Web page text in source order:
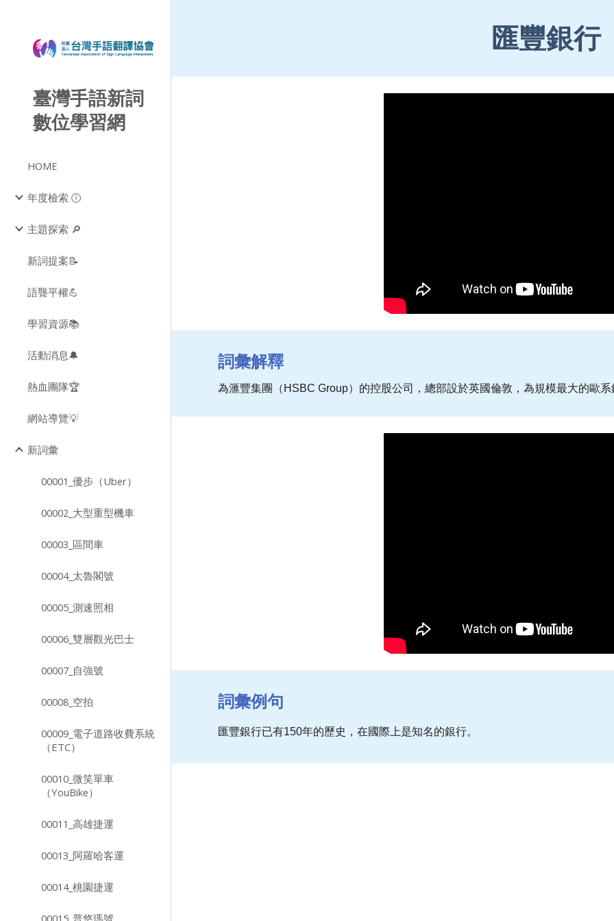
Skip to
臺灣手語新詞
數位學習網
HOME
年度檢索 🕕
主題探索 🔎
新詞提案📝
語聾平權💪
學習資源📚
活動消息🔔
熱血團隊🏆
網站導覽💡
新詞彙
00001_優步（Uber）
00002_大型重型機車
00003_區間車
00004_太魯閣號
00005_測速照相
00006_雙層觀光巴士
00007_自強號
00008_空拍
00009_電子道路收費系統
（ETC）
00010_微笑單車
（YouBike）
00011_高雄捷運
00013_阿羅哈客運
00014_桃園捷運
00015_普悠瑪號
匯豐銀行
詞彙解釋
為滙豐集團（HSBC Group）的控股公司，總部設於英國倫敦，為規模最大的歐系
詞彙例句
匯豐銀行已有150年的歷史，在國際上是知名的銀行。